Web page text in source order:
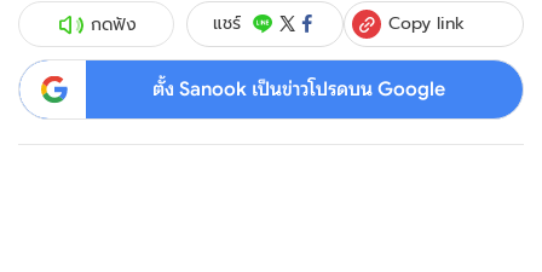
กดฟัง แชร์ Copy link
ตั้ง Sanook เป็นข่าวโปรดบน Google